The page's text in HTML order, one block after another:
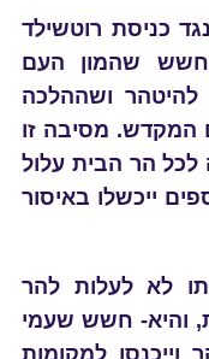
כניסת רוטשילד
שהמון העם
ושההלכה
המקדש. מסיבה זו
הר הבית עלול
ייכשלו באיסור
לא לעלות להר
והיא- חשש שעמי
למקומות